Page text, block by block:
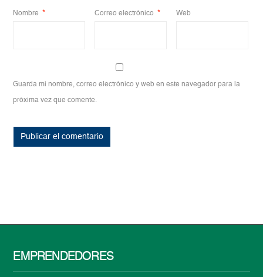
Nombre * Correo electrónico * Web
Guarda mi nombre, correo electrónico y web en este navegador para la
próxima vez que comente.
EMPRENDEDORES